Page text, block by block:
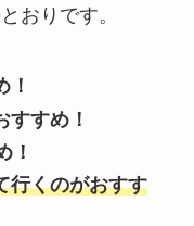
おりです。
！
すすめ！
！
行くのがおすす